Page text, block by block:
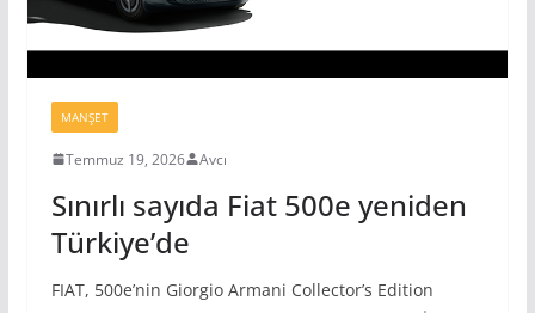
MANŞET
Temmuz 19, 2026 Avcı
Sınırlı sayıda Fiat 500e yeniden
Türkiye’de
FIAT, 500e’nin Giorgio Armani Collector’s Edition